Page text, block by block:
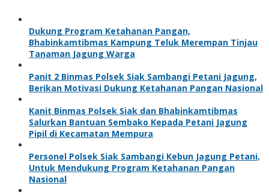
Dukung Program Ketahanan Pangan,
Bhabinkamtibmas Kampung Teluk Merempan Tinjau
Tanaman Jagung Warga
Panit 2 Binmas Polsek Siak Sambangi Petani Jagung,
Berikan Motivasi Dukung Ketahanan Pangan Nasional
Kanit Binmas Polsek Siak dan Bhabinkamtibmas
Salurkan Bantuan Sembako Kepada Petani Jagung
Pipil di Kecamatan Mempura
Personel Polsek Siak Sambangi Kebun Jagung Petani,
Untuk Mendukung Program Ketahanan Pangan
Nasional